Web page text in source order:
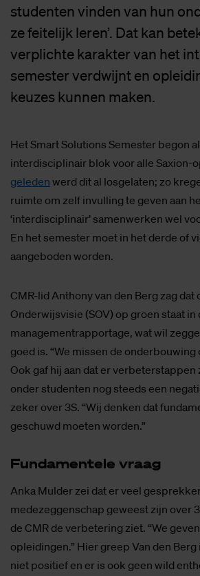
studenten vinden van hun
ze feitelijk leren’. Dat kan
verplichte karakter van het
semester verdwijnt en
keuzes kunnen maken.
Het Smart Solutions Semester begon
interdisciplinair blok voor alle Saxion-
geleden werd dit al losgelaten; zo
ruimte om zelf invulling te geven aan
‘interdisciplinair’ samenwerken wel
En het semester moet in het derde of
aangeboden worden.
CMR-lid Anthony van den Berg zag dat
Onderwijsvisie (SOV) op groen staat in
managementrapportage, wat wil
goed is. “We missen de onderbouwing
Ook gaf hij aan dat er verbeterstappen
onder studenten nog steeds een
zeker over 3S. “Wij denken dat
geschuwd moeten worden.”
Fun­da­men­te­le vraag
Anka Mulder zei dat er veel
medezeggenschap geweest zijn over
de CMR de verbetering ziet. “We
opleidingen.” Hier greep Van den
niet positief en er is ook geen wild